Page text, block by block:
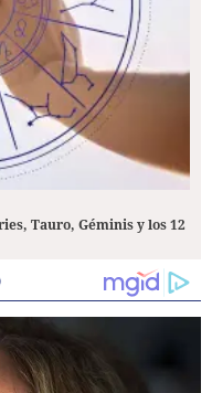
Tauro, Géminis y los 12